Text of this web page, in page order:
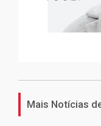
Mais Notícias